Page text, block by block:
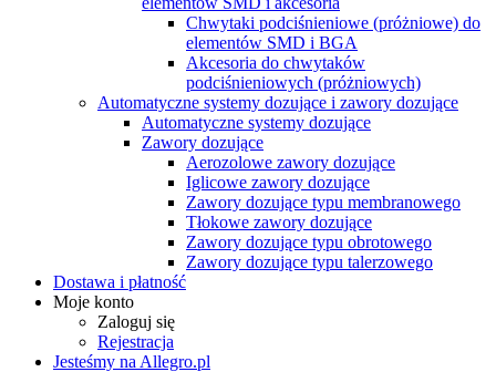
Chwytaki podciśnieniowe (próżniowe) do
elementów SMD i BGA
Akcesoria do сhwytaków
podciśnieniowych (próżniowych)
Automatyczne systemy dozujące i zawory dozujące
Automatyczne systemy dozujące
Zawory dozujące
Aerozolowe zawory dozujące
Iglicowe zawory dozujące
Zawory dozujące typu membranowego
Tłokowe zawory dozujące
Zawory dozujące typu obrotowego
Zawory dozujące typu talerzowego
Dostawa i płatność
Moje konto
Zaloguj się
Rejestracja
Jesteśmy na Allegro.pl